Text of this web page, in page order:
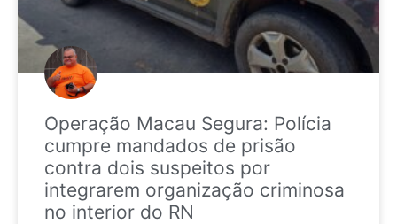
Operação Macau Segura: Polícia
cumpre mandados de prisão
contra dois suspeitos por
integrarem organização criminosa
no interior do RN